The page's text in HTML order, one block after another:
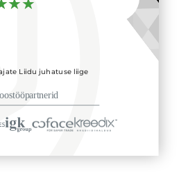
Liidu juhatuse liige